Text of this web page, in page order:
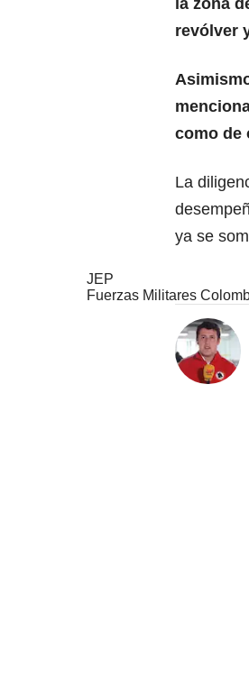
la zona
revólver
como de
La
ya se
JEP
Fuerzas Militares